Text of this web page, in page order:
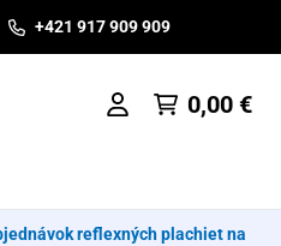
+421 917 909 909
0,00 €
reflexných plachiet na